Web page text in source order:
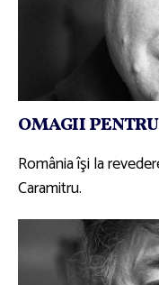
OMAGII
România îşi la
Caramitru.